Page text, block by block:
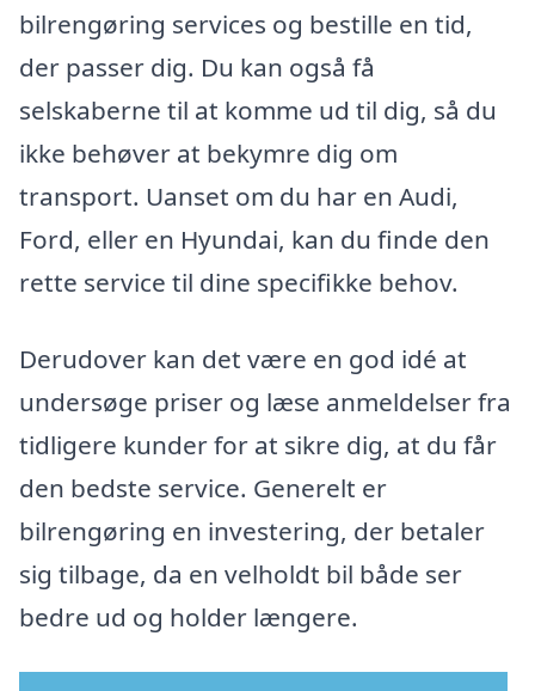
bilrengøring services og bestille en tid,
der passer dig. Du kan også få
selskaberne til at komme ud til dig, så du
ikke behøver at bekymre dig om
transport. Uanset om du har en Audi,
Ford, eller en Hyundai, kan du finde den
rette service til dine specifikke behov.
Derudover kan det være en god idé at
undersøge priser og læse anmeldelser fra
tidligere kunder for at sikre dig, at du får
den bedste service. Generelt er
bilrengøring en investering, der betaler
sig tilbage, da en velholdt bil både ser
bedre ud og holder længere.